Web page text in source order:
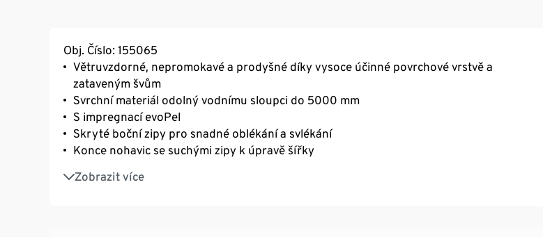
Obj. Číslo: 155065
Větruvzdorné, nepromokavé a prodyšné díky vysoce účinné povrchové vrstvě a
zataveným švům
Svrchní materiál odolný vodnímu sloupci do 5000 mm
S impregnací evoPel
Skryté boční zipy pro snadné oblékání a svlékání
Konce nohavic se suchými zipy k úpravě šířky
Zobrazit více
2 boční kapsy na zip
Zesílená oblast hýždí z odolného materiálu